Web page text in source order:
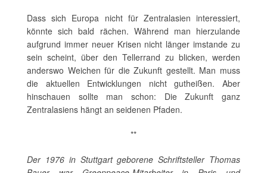
Dass sich Europa nicht für Zentralasien interessiert,
könnte sich bald rächen. Während man hierzulande
aufgrund immer neuer Krisen nicht länger imstande zu
sein scheint, über den Tellerrand zu blicken, werden
anderswo Weichen für die Zukunft gestellt. Man muss
die aktuellen Entwicklungen nicht gutheißen. Aber
hinschauen sollte man schon: Die Zukunft ganz
Zentralasiens hängt an seidenen Pfaden.
**
Der 1976 in Stuttgart geborene Schriftsteller Thomas